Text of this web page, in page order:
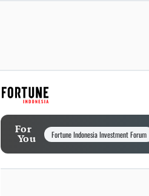
For
You Fortune Indonesia Investment Forum